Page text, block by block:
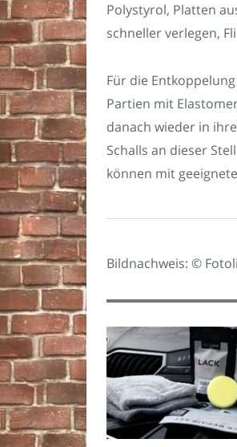
Polystyrol, Platten
schneller verlegen,
Für die
Partien mit
danach wieder in
Schalls an dieser
können mit
Bildnachweis: ©